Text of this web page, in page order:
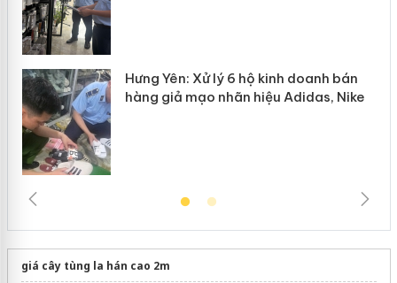
Hưng Yên: Xử lý 6 hộ kinh doanh bán
hàng giả mạo nhãn hiệu Adidas, Nike
giá cây tùng la hán cao 2m